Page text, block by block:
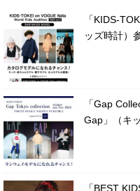
「KIDS-
ッズ時計）
「Gap
Gap」（キ
「BEST